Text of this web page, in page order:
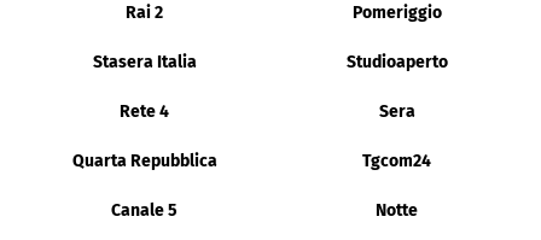
Rai 2 Pomeriggio
Stasera Italia Studioaperto
Rete 4 Sera
Quarta Repubblica Tgcom24
Canale 5 Notte